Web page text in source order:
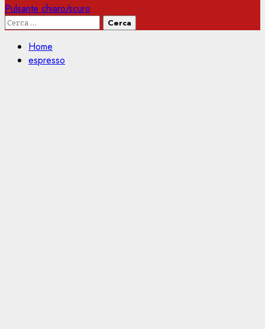
Pulsante chiaro/scuro
Ricerca
Home
espresso